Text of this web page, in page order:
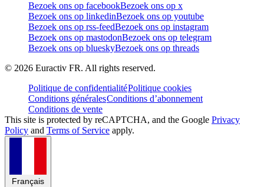
Bezoek ons op facebookBezoek ons op x
Bezoek ons op linkedinBezoek ons op youtube
Bezoek ons op rss-feedBezoek ons op instagram
Bezoek ons op mastodonBezoek ons op telegram
Bezoek ons op blueskyBezoek ons op threads
© 2026 Euractiv FR. All rights reserved.
Politique de confidentialitéPolitique cookies
Conditions généralesConditions d’abonnement
Conditions de vente
This site is protected by reCAPTCHA, and the Google Privacy
Policy and Terms of Service apply.
Français